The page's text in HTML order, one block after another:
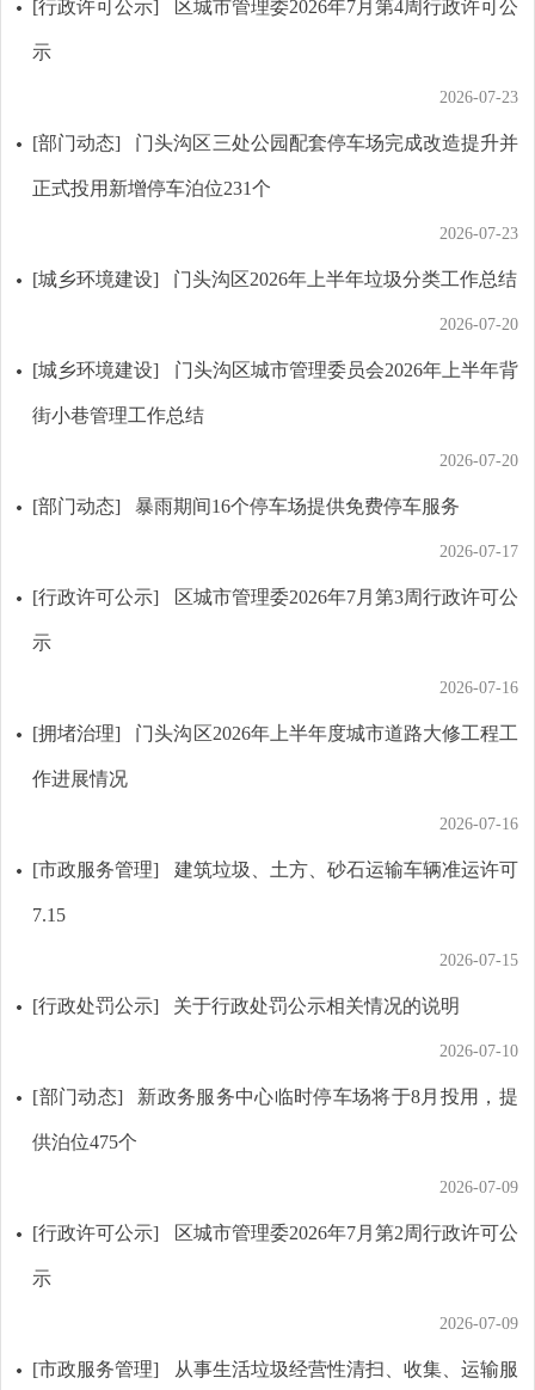
[行政许可公示] 区城市管理委2026年7月第4周行政许可公
示
2026-07-23
[部门动态] 门头沟区三处公园配套停车场完成改造提升并
正式投用新增停车泊位231个
2026-07-23
[城乡环境建设] 门头沟区2026年上半年垃圾分类工作总结
2026-07-20
[城乡环境建设] 门头沟区城市管理委员会2026年上半年背
街小巷管理工作总结
2026-07-20
[部门动态] 暴雨期间16个停车场提供免费停车服务
2026-07-17
[行政许可公示] 区城市管理委2026年7月第3周行政许可公
示
2026-07-16
[拥堵治理] 门头沟区2026年上半年度城市道路大修工程工
作进展情况
2026-07-16
[市政服务管理] 建筑垃圾、土方、砂石运输车辆准运许可
7.15
2026-07-15
[行政处罚公示] 关于行政处罚公示相关情况的说明
2026-07-10
[部门动态] 新政务服务中心临时停车场将于8月投用，提
供泊位475个
2026-07-09
[行政许可公示] 区城市管理委2026年7月第2周行政许可公
示
2026-07-09
[市政服务管理] 从事生活垃圾经营性清扫、收集、运输服